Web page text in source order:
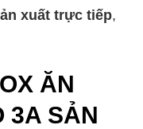
xuất trực tiếp,
ĂN
3A SẢN